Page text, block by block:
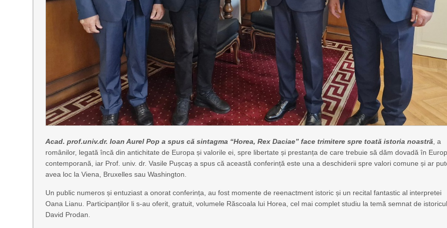
Acad. prof.univ.dr. Ioan Aurel Pop a spus că sintagma “Horea, Rex Daciae” face trimitere spre toată istoria noastră , a
românilor, legată încă din antichitate de Europa și valorile ei, spre libertate și prestanța de care trebuie să dăm dovadă în
contemporană, iar Prof. univ. dr. Vasile Pușcaș a spus că această conferință este una a deschiderii spre valori comune și ar
avea loc la Viena, Bruxelles sau Washington.
Un public numeros și entuziast a onorat conferința, au fost momente de reenactment istoric și un recital fantastic al interpretei
Oana Lianu. Participanților li s-au oferit, gratuit, volumele Răscoala lui Horea, cel mai complet studiu la temă semnat de istoricul
David Prodan.